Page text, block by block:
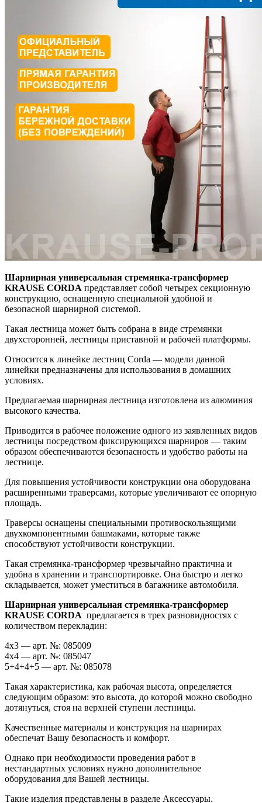
Шарнирная универсальная стремянка-трансформер
KRAUSE CORDA представляет собой четырех секционную
конструкцию, оснащенную специальной удобной и
безопасной шарнирной системой.
Такая лестница может быть собрана в виде стремянки
двухсторонней, лестницы приставной и рабочей платформы.
Относится к линейке лестниц Corda — модели данной
линейки предназначены для использования в домашних
условиях.
Предлагаемая шарнирная лестница изготовлена из алюминия
высокого качества.
Приводится в рабочее положение одного из заявленных видов
лестницы посредством фиксирующихся шарниров — таким
образом обеспечиваются безопасность и удобство работы на
лестнице.
Для повышения устойчивости конструкции она оборудована
расширенными траверсами, которые увеличивают ее опорную
площадь.
Траверсы оснащены специальными противоскользящими
двухкомпонентными башмаками, которые также
способствуют устойчивости конструкции.
Такая стремянка-трансформер чрезвычайно практична и
удобна в хранении и транспортировке. Она быстро и легко
складывается, может уместиться в багажнике автомобиля.
Шарнирная универсальная стремянка-трансформер
KRAUSE CORDA предлагается в трех разновидностях с
количеством перекладин:
4х3 — арт. №: 085009
4х4 — арт. №: 085047
5+4+4+5 — арт. №: 085078
Такая характеристика, как рабочая высота, определяется
следующим образом: это высота, до которой можно свободно
дотянуться, стоя на верхней ступени лестницы.
Качественные материалы и конструкция на шарнирах
обеспечат Вашу безопасность и комфорт.
Однако при необходимости проведения работ в
нестандартных условиях нужно дополнительное
оборудования для Вашей лестницы.
Такие изделия представлены в разделе Аксессуары.